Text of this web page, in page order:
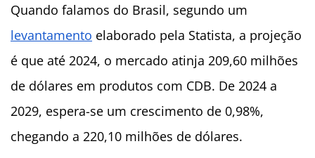
Quando falamos do Brasil, segundo um
levantamento elaborado pela Statista, a projeção
é que até 2024, o mercado atinja 209,60 milhões
de dólares em produtos com CDB. De 2024 a
2029, espera-se um crescimento de 0,98%,
chegando a 220,10 milhões de dólares.